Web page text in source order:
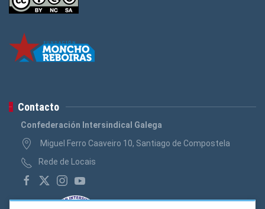
Contacto
Confederación Intersindical Galega
Miguel Ferro Caaveiro 10, Santiago de Compostela
Rede de Locais